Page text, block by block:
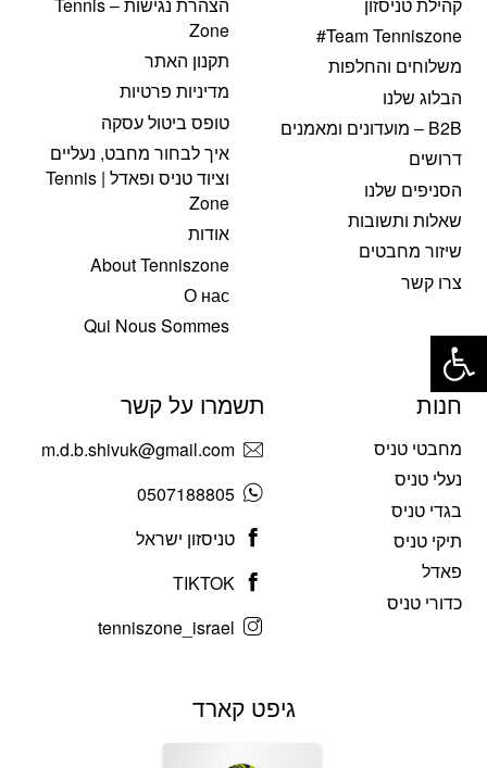
Team Tenniszone#
משלוחים והחלפות
הבלוג שלנו
B2B – מועדונים ומאמנים
דרושים
הסניפים שלנו
שאלות ותשובות
שיזור מחבטים
צרו קשר
Zone
תקנון האתר
מדיניות פרטיות
טופס ביטול עסקה
איך לבחור מחבט, נעליים
וציוד טניס ופאדל | Tennis
Zone
אודות
About Tenniszone
О нас
Qui Nous Sommes
חנות
מחבטי טניס
נעלי טניס
בגדי טניס
תיקי טניס
פאדל
כדורי טניס
תשמרו על קשר
m.d.b.shivuk@gmail.com
0507188805
טניסזון ישראל
TIKTOK
tenniszone_israel
גיפט קארד
פתח סרגל נגישות